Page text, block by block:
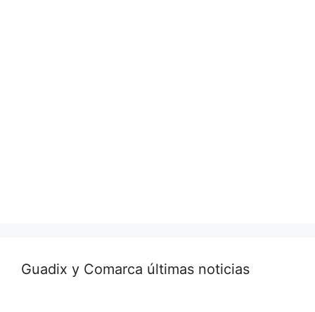
Guadix y Comarca últimas noticias